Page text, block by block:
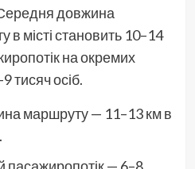
довжина
місті становить 10–14
на окремих
тисяч осіб.
маршруту — 11–13 км в